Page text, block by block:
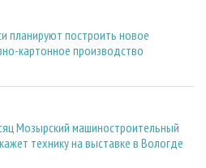
планируют построить новое
картонное производство
Мозырский машиностроительный
технику на выставке в Вологде